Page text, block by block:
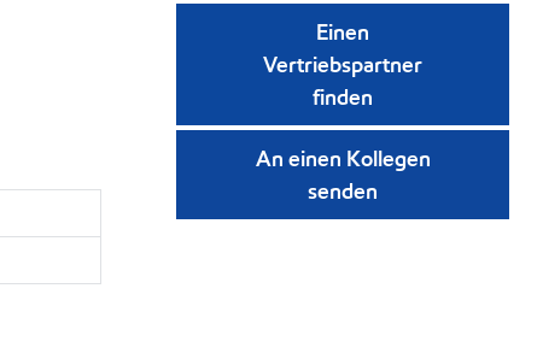
Einen
Vertriebspartner
finden
An einen Kollegen
senden